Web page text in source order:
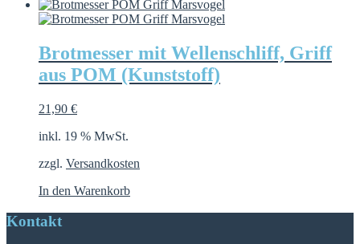
Brotmesser mit Wellenschliff, Griff
aus POM (Kunststoff)
21,90 €
inkl. 19 % MwSt.
zzgl. Versandkosten
In den Warenkorb
Kontakt